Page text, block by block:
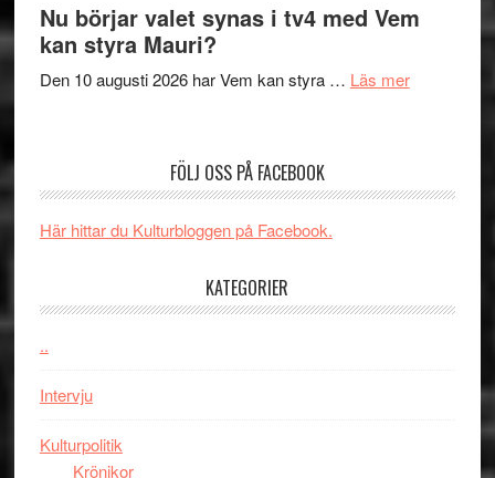
och
Shadow
Edge
spännande
Nu börjar valet synas i tv4 med Vem
kan styra Mauri?
Den 10 augusti 2026 har Vem kan styra … Läs merom
kan
FÖLJ OSS PÅ FACEBOOK
Här hittar du Kulturbloggen på Facebook.
KATEGORIER
..
Intervju
Kulturpolitik
Krönikor